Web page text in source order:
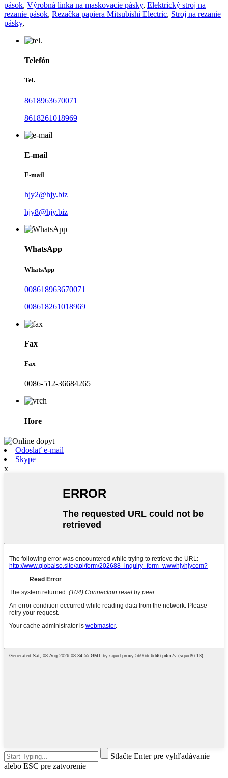
pások, Výrobná linka na maskovacie pásky, Elektrický stroj na
rezanie pások, Rezačka papiera Mitsubishi Electric, Stroj na rezanie
pásky,
Telefón
Tel.
8618963670071
8618261018969
E-mail
E-mail
hjy2@hjy.biz
hjy8@hjy.biz
WhatsApp
WhatsApp
008618963670071
008618261018969
Fax
Fax
0086-512-36684265
Hore
Odoslať e-mail
Skype
x
Stlačte Enter pre vyhľadávanie
alebo ESC pre zatvorenie